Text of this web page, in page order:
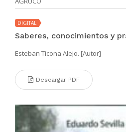
DIGITAL
Esteban Ticona Alejo. [Autor]
Descargar PDF